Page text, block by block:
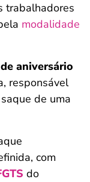
trabalhadores
modalidade
aniversário
responsável
de uma
com
do